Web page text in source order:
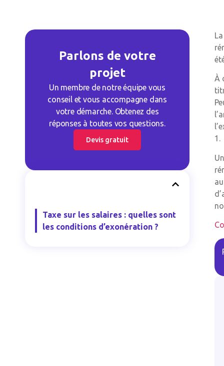
Parlons de votre
projet
Un membre de notre équipe vous
conseil et vous accompagne dans
votre démarche. Obtenez des
réponses à toutes vos questions.
Devis gratuit
Taxe sur les salaires : quelles sont
les conditions d’exonération ?
À
1.